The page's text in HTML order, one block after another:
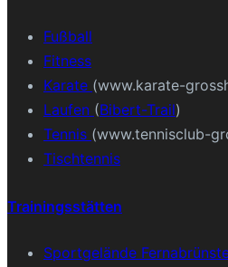
Fußball
Fitness
Karate (www.karate-
Laufen (Bibert-Trail)
Tennis (www.tennisclub-
Tischtennis
Trainingsstätten
Sportgelände